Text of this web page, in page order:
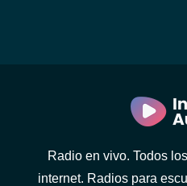
Radio en vivo. Todos
internet. Radios para